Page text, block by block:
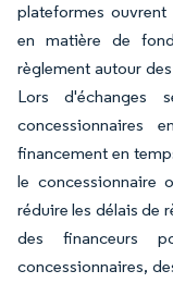
plateformes
en matière de
règlement autour
Lors d'échanges
financement en
le concessionnaire
réduire les délais de
des financeurs
concessionnaires,